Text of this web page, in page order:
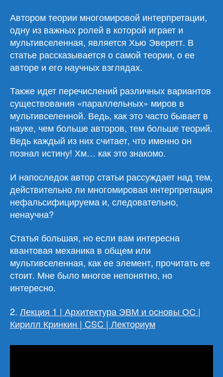
Автором теории многомировой интерпретации,
одну из важных ролей в которой играет и
мультивселенная, является Хью Эверетт. В
статье рассказывается о самой теории, о ее
авторе и его научных взглядах.
Также идет перечислений различных вариантов
существования «параллельных» миров в
мультивселенной. Ведь, как это часто бывает в
науке, чем больше авторов, тем больше теорий.
Ведь каждый из них считает, что именно он
познал истину! Хм… как это знакомо.
И напоследок автор статьи рассуждает над тем,
действительно ли многомировая интерпретация
нефальсифицируема и, следовательно,
ненаучна?
Статья большая, но если вам интересна
квантовая механика в общем или
мультивселенная, как ее элемент, прочитать ее
стоит. Мне было многое непонятно, но
интересно.
2. Лекция 1 | Архитектура ЭВМ и основы ОС |
Кирилл Кринкин | CSC | Лекториум